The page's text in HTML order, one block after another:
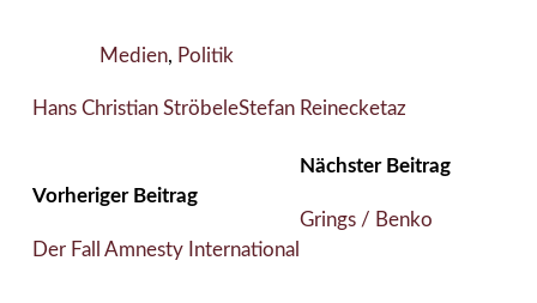
Medien, Politik
Hans Christian StröbeleStefan Reinecketaz
Vorheriger Beitrag
Der Fall Amnesty International
Nächster Beitrag
Grings / Benko